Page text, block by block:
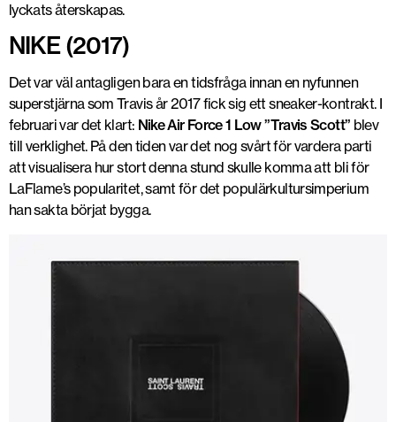
lyckats återskapas.
NIKE (2017)
Det var väl antagligen bara en tidsfråga innan en nyfunnen
superstjärna som Travis år 2017 fick sig ett sneaker-kontrakt. I
februari var det klart: Nike Air Force 1 Low ”Travis Scott” blev
till verklighet. På den tiden var det nog svårt för vardera parti
att visualisera hur stort denna stund skulle komma att bli för
LaFlame’s popularitet, samt för det populärkultursimperium
han sakta börjat bygga.